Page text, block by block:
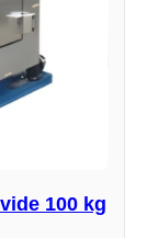
100 kg